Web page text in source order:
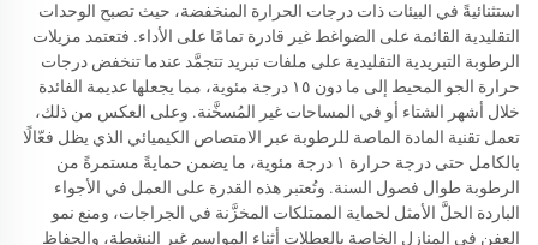
استثنائيةً في البيئات ذات درجات الحرارة المنخفضة، حيث تصبح الوحدات
التقليدية القائمة على الضواغط غير قادرة تمامًا على الأداء. فتعتمد مزيلات
الرطوبة التبريدية التقليدية على ملفات تبريد تتجمَّد عندما تنخفض درجات
حرارة الجو المحيط إلى ما دون ١٥ درجة مئوية، مما يجعلها عديمة الفائدة
خلال أشهر الشتاء أو في المساحات غير المُسخَّنة. وعلى العكس من ذلك،
تعمل تقنية المادة الماصة للرطوبة عبر الامتصاص الكيميائي الذي يظل فعّالًا
بالكامل حتى درجة حرارة ١ درجة مئوية، ما يضمن حمايةً مستمرةً من
الرطوبة طوال فصول السنة. وتُعتبر هذه القدرة على العمل في الأجواء
الباردة الحلَّ الأمثل لحماية الممتلكات المخزَّنة في الجراجات، ومنع نمو
العفن في المنازل الخاصة بالعطلات أثناء المواسم غير النشطة، والحفاظ